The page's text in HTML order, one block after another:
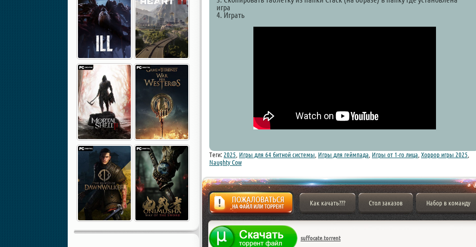
игра
4. Играть
Теги: 2025 Игры для 64 битной системы Игры для геймпада Игры от 1-го лица Хоррор игры 2025
Naughty Cow
Жалоба
Как качать??? Стол заказов Набор в команду
suffocate.torrent